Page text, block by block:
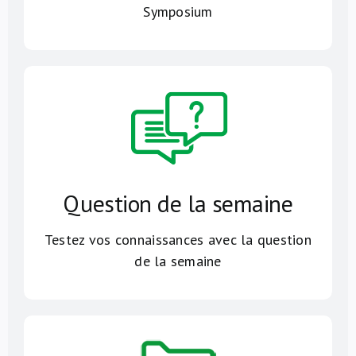
Symposium
Question de la semaine
Testez vos connaissances avec la question
de la semaine